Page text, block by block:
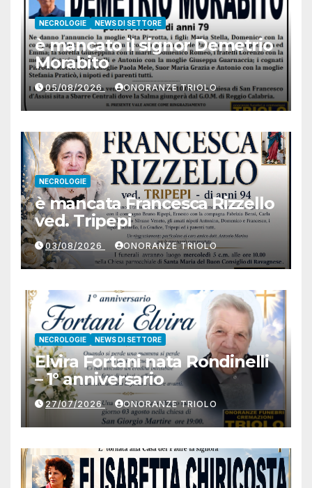
NECROLOGIE NEWS DI SETTORE
è mancato il signor Demetrio
Morabito
05/08/2026 ONORANZE TRIOLO
NECROLOGIE
è mancata Francesca Rizzello
ved. Tripepi
03/08/2026 ONORANZE TRIOLO
NECROLOGIE NEWS DI SETTORE
Elvira Fortani nata Rondinelli
– 1° anniversario
27/07/2026 ONORANZE TRIOLO